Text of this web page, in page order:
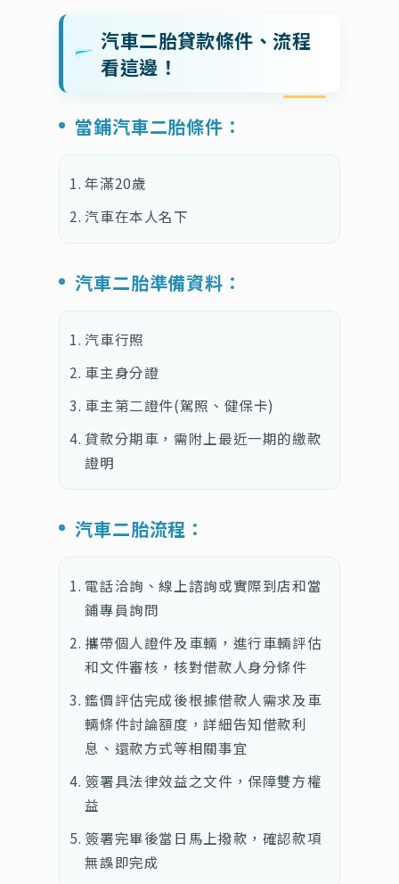
汽車二胎貸款條件、流程
看這邊！
當鋪汽車二胎條件：
年滿20歲
汽車在本人名下
汽車二胎準備資料：
汽車行照
車主身分證
車主第二證件(駕照、健保卡)
貸款分期車，需附上最近一期的繳款
證明
汽車二胎流程：
電話洽詢、線上諮詢或實際到店和當
鋪專員詢問
攜帶個人證件及車輛，進行車輛評估
和文件審核，核對借款人身分條件
鑑價評估完成後根據借款人需求及車
輛條件討論額度，詳細告知借款利
息、還款方式等相關事宜
簽署具法律效益之文件，保障雙方權
益
簽署完畢後當日馬上撥款，確認款項
無誤即完成